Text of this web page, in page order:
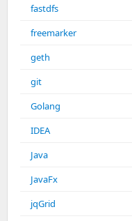
fastdfs
freemarker
geth
git
Golang
IDEA
Java
JavaFx
jqGrid